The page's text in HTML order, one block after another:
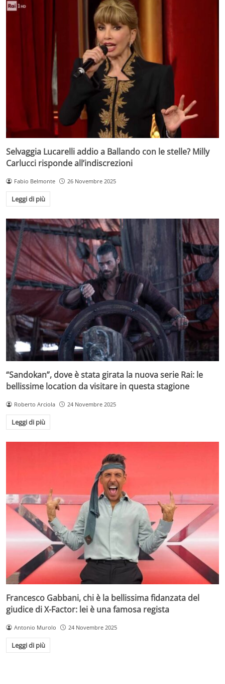
Selvaggia Lucarelli addio a Ballando con le stelle? Milly
Carlucci risponde all’indiscrezioni
Fabio Belmonte 26 Novembre 2025
Leggi di più
“Sandokan”, dove è stata girata la nuova serie Rai: le
bellissime location da visitare in questa stagione
Roberto Arciola 24 Novembre 2025
Leggi di più
Francesco Gabbani, chi è la bellissima fidanzata del
giudice di X-Factor: lei è una famosa regista
Antonio Murolo 24 Novembre 2025
Leggi di più